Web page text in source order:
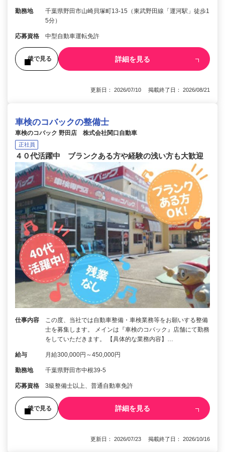
勤務地
千葉県野田市山崎貝塚町13-15（東武野田線「運河駅」徒歩1
5分）
応募資格 中型自動車運転免許
後で見る 詳細を見る
更新日： 2026/07/10 掲載終了日： 2026/08/21
車検のコバックの整備士
車検のコバック 野田店 株式会社関口自動車
正社員
４０代活躍中 ブランクある方や経験の浅い方も大歓迎
仕事内容
この度、当社では自動車整備・車検業務等をお願いする整備
士を募集します。 メインは『車検のコバック』店舗にて勤務
をしていただきます。 【具体的な業務内容】…
給与 月給300,000円～450,000円
勤務地 千葉県野田市中根39-5
応募資格 3級整備士以上、普通自動車免許
後で見る 詳細を見る
更新日： 2026/07/23 掲載終了日： 2026/10/16